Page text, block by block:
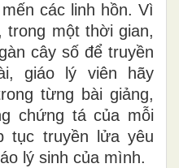
các linh hồn. Vì
trong một thời gian,
cây số để truyền
giáo lý viên hãy
từng bài giảng,
chứng tá của mỗi
tục truyền lửa yêu
lý sinh của mình.